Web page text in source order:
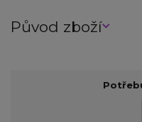
Původ zboží